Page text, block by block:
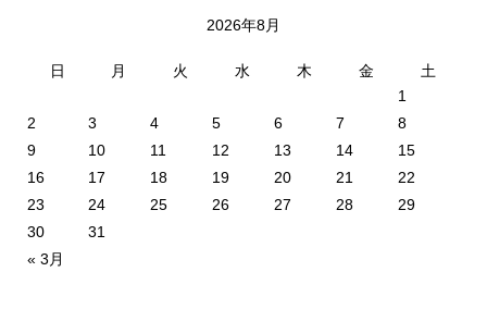
2026年8月
日 月 火 水 木 金 土
« 3月
1
2
3 4 5 6 7
8
9
10 11 12 13 14
15
16
17 18 19 20 21
22
23
24 25 26 27 28
29
30
31